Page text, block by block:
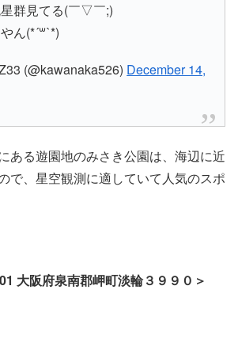
群見てる(￣▽￣;)
ん(*´꒳`*)
(@kawanaka526) December 14,
ある遊園地のみさき公園は、海辺に近
で、星空観測に適していて人気のスポ
大阪府泉南郡岬町淡輪３９９０＞